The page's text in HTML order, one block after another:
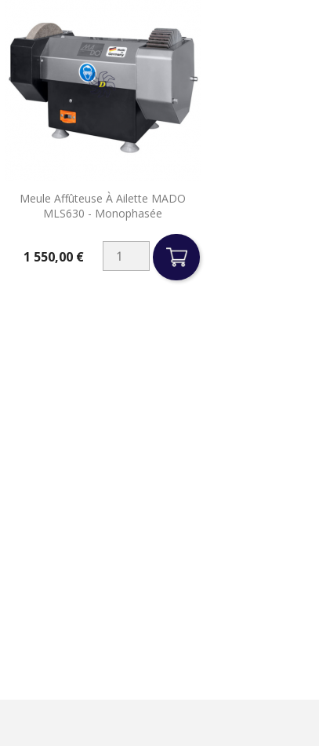
Meule Affûteuse À Ailette MADO
MLS630 - Monophasée
Prix1 550,00 €
Aperçu rapide